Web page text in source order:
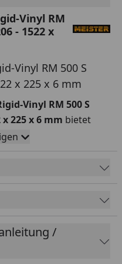
Vinyl RM
- 1522 x
Vinyl RM 500 S
x 225 x 6 mm
Vinyl RM 500 S
225 x 6 mm bietet
auch praktische
Wohnkomfort in
Porensynchron-
mit einer
Trägerplatte
/